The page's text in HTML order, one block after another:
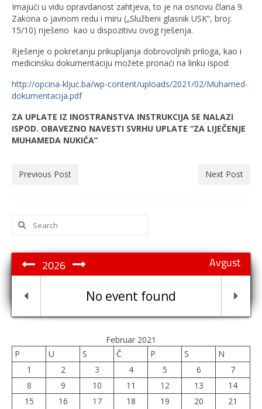
Imajući u vidu opravdanost zahtjeva, to je na osnovu člana 9.
Zakona o javnom redu i miru („Službeni glasnik USK“, broj:
15/10) riješeno kao u dispozitivu ovog rješenja.
Rješenje o pokretanju prikupljanja dobrovoljnih priloga, kao i
medicinsku dokumentaciju možete pronaći na linku ispod:
http://opcina-kljuc.ba/wp-content/uploads/2021/02/Muhamed-
dokumentacija.pdf
ZA UPLATE IZ INOSTRANSTVA INSTRUKCIJA SE NALAZI
ISPOD. OBAVEZNO NAVESTI SVRHU UPLATE “ZA LIJEČENJE
MUHAMEDA NUKIĆA”
Previous Post Next Post
Search
for:
Avgust
2026
No event found
Februar 2021
P
U S Č P S
N
1
2 3 4 5 6
7
8
9 10 11 12 13
14
15
16 17 18 19 20
21